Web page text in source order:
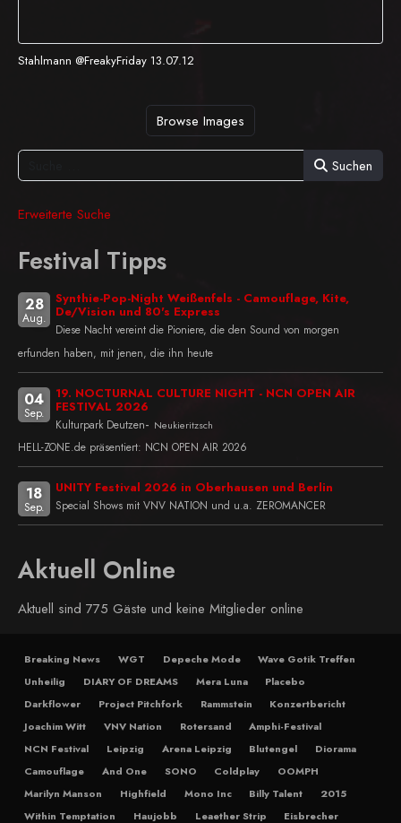
Stahlmann @FreakyFriday 13.07.12
Browse Images
Suchen
Erweiterte Suche
Festival Tipps
28
Aug.
Synthie-Pop-Night Weißenfels - Camouflage, Kite,
De/Vision und 80's Express
Diese Nacht vereint die Pioniere, die den Sound von morgen
erfunden haben, mit jenen, die ihn heute
04
Sep.
19. NOCTURNAL CULTURE NIGHT - NCN OPEN AIR
FESTIVAL 2026
Kulturpark Deutzen- Neukieritzsch
HELL-ZONE.de präsentiert: NCN OPEN AIR 2026
18
Sep.
UNITY Festival 2026 in Oberhausen und Berlin
Special Shows mit VNV NATION und u.a. ZEROMANCER
Aktuell Online
Aktuell sind 775 Gäste und keine Mitglieder online
Breaking News WGT Depeche Mode
Wave Gotik Treffen
Unheilig
DIARY OF DREAMS Mera Luna
Placebo
Darkflower
Project Pitchfork Rammstein
Konzertbericht
Joachim Witt
VNV Nation Rotersand
Amphi-Festival
NCN Festival
Leipzig Arena Leipzig Blutengel
Diorama
Camouflage
And One SONO Coldplay
OOMPH
Marilyn Manson
Highfield Mono Inc Billy Talent
2015
Within Temptation
Haujobb Leaether Strip Eisbrecher